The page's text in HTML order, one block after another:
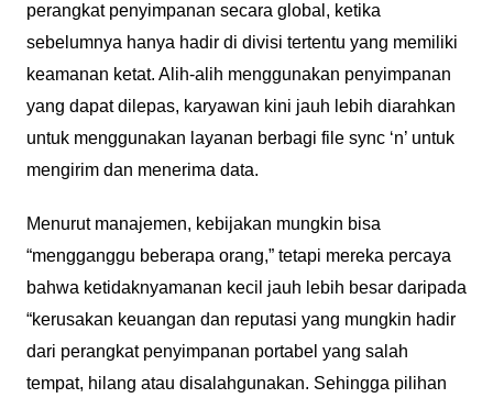
perangkat penyimpanan secara global, ketika
sebelumnya hanya hadir di divisi tertentu yang memiliki
keamanan ketat. Alih-alih menggunakan penyimpanan
yang dapat dilepas, karyawan kini jauh lebih diarahkan
untuk menggunakan layanan berbagi file sync ‘n’ untuk
mengirim dan menerima data.
Menurut manajemen, kebijakan mungkin bisa
“mengganggu beberapa orang,” tetapi mereka percaya
bahwa ketidaknyamanan kecil jauh lebih besar daripada
“kerusakan keuangan dan reputasi yang mungkin hadir
dari perangkat penyimpanan portabel yang salah
tempat, hilang atau disalahgunakan. Sehingga pilihan